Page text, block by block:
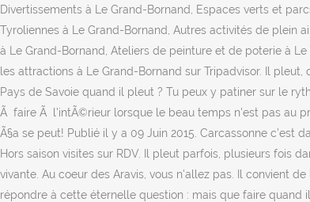
Divertissements à Le Grand-Bornand, Espaces verts et
Tyroliennes à Le Grand-Bornand, Autres activités de plein
à Le Grand-Bornand, Ateliers de peinture et de poterie à
les attractions à Le Grand-Bornand sur Tripadvisor. Il
Pays de Savoie quand il pleut ? Tu peux y patiner sur le
Ã faire Ã l'intÃ©rieur lorsque le beau temps n'est pas au
Ã§a se peut! Publié il y a 09 Juin 2015. Carcassonne
Hors saison visites sur RDV. Il pleut parfois, plusieurs fois
vivante. Au coeur des Aravis, vous n'allez pas. Il convient
répondre à cette éternelle question : mais que faire